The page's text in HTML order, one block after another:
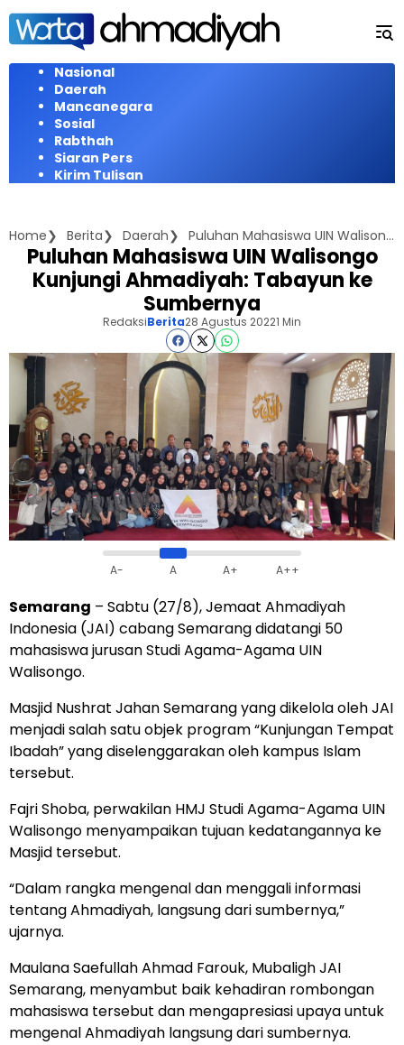
Langsung
konten
Nasional
Daerah
Mancanegara
Sosial
Rabthah
Siaran Pers
Kirim Tulisan
Home Berita Daerah Puluhan Mahasiswa UIN Walisongo Kunjungi Ahmadiyah: Tabayun ke Sumbernya
Puluhan Mahasiswa UIN Walisongo
Kunjungi Ahmadiyah: Tabayun ke
Sumbernya
RedaksiBerita28 Agustus 20221 Min
A- A A+ A++
Semarang – Sabtu (27/8), Jemaat Ahmadiyah
Indonesia (JAI) cabang Semarang didatangi 50
mahasiswa jurusan Studi Agama-Agama UIN
Walisongo.
Masjid Nushrat Jahan Semarang yang dikelola oleh JAI
menjadi salah satu objek program “Kunjungan Tempat
Ibadah” yang diselenggarakan oleh kampus Islam
tersebut.
Fajri Shoba, perwakilan HMJ Studi Agama-Agama UIN
Walisongo menyampaikan tujuan kedatangannya ke
Masjid tersebut.
“Dalam rangka mengenal dan menggali informasi
tentang Ahmadiyah, langsung dari sumbernya,”
ujarnya.
Maulana Saefullah Ahmad Farouk, Mubaligh JAI
Semarang, menyambut baik kehadiran rombongan
mahasiswa tersebut dan mengapresiasi upaya untuk
mengenal Ahmadiyah langsung dari sumbernya.